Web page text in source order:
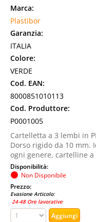
Marca:
Plastibor
Garanzia:
ITALIA
Colore:
VERDE
Cod. EAN:
8000851010113
Cod. Produttore:
P0001005
Cartelletta a 3 lembi in
Dorso rigido da 10 mm.
ogni genere, cartelline a
Disponibilità:
Non Disponibile
Prezzo:
Evasione Articolo:
24-48 Ore lavorative